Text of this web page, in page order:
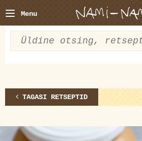
Menu
TAGASI RETSEPTID